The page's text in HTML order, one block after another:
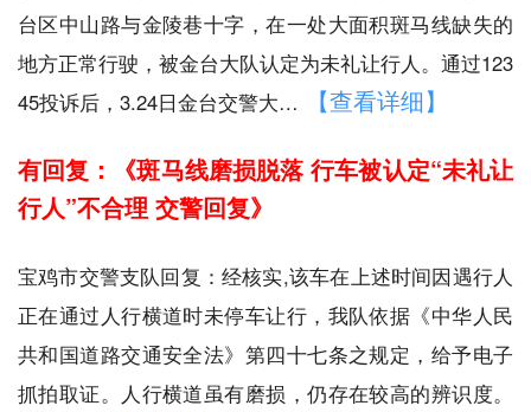
台区中山路与金陵巷十字，在一处大面积斑马线缺失的
地方正常行驶，被金台大队认定为未礼让行人。通过123
45投诉后，3.24日金台交警大…
【查看详细】
有回复：《斑马线磨损脱落 行车被认定“未礼让
行人”不合理 交警回复》
宝鸡市交警支队回复：经核实,该车在上述时间因遇行人
正在通过人行横道时未停车让行，我队依据《中华人民
共和国道路交通安全法》第四十七条之规定，给予电子
抓拍取证。人行横道虽有磨损，仍存在较高的辨识度。